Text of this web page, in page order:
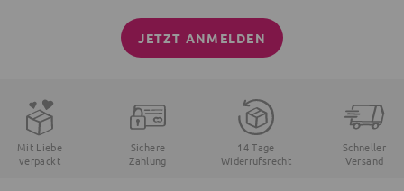
JETZT ANMELDEN
Mit Liebe
verpackt
Sichere
Zahlung
14 Tage
Widerrufsrecht
Schneller
Versand